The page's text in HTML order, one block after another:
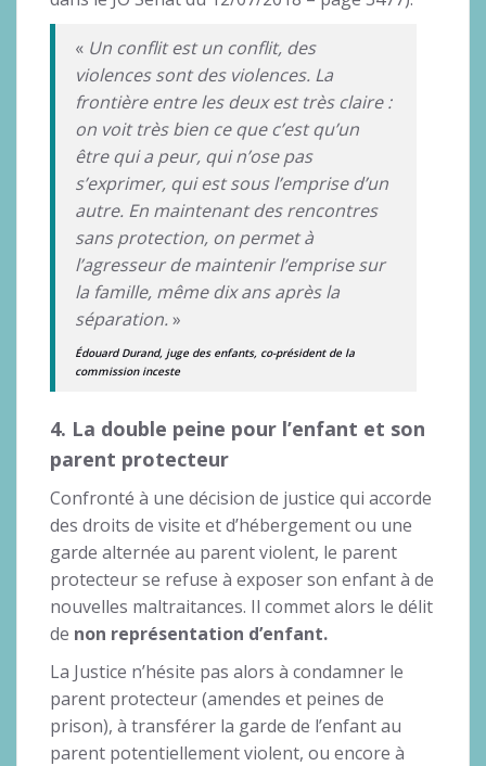
«Un conflit est un conflit, des
violences sont des violences. La
frontière entre les deux est très claire :
on voit très bien ce que c’est qu’un
être qui a peur, qui n’ose pas
s’exprimer, qui est sous l’emprise d’un
autre. En maintenant des rencontres
sans protection, on permet à
l’agresseur de maintenir l’emprise sur
la famille, même dix ans après la
séparation. »
Édouard Durand, juge des enfants, co-président de la
commission inceste
4. La double peine pour l’enfant et son
parent protecteur
Confronté à une décision de justice qui accorde
des droits de visite et d’hébergement ou une
garde alternée au parent violent, le parent
protecteur se refuse à exposer son enfant à de
nouvelles maltraitances. Il commet alors le délit
de non représentation d’enfant.
La Justice n’hésite pas alors à condamner le
parent protecteur (amendes et peines de
prison), à transférer la garde de l’enfant au
parent potentiellement violent, ou encore à